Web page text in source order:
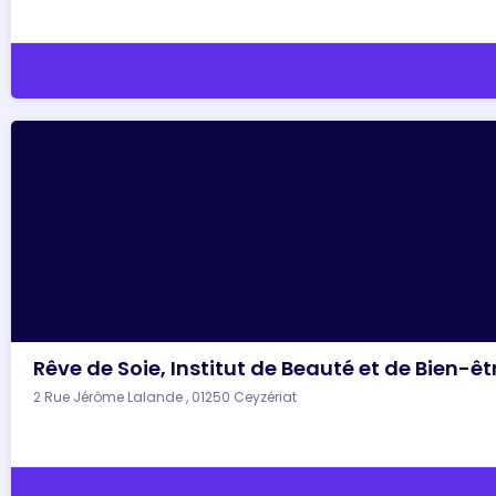
Rêve de Soie, Institut de Beauté et de Bien-
2 Rue Jérôme Lalande , 01250 Ceyzériat